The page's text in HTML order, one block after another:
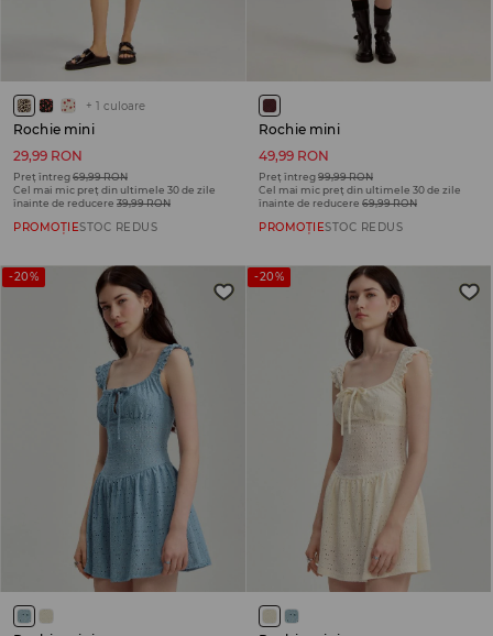
+ 1 culoare
Rochie mini
29,99 RON
Preț întreg69,99 RON
Cel mai mic preț din ultimele 30 de zile
înainte de reducere 39,99 RON
PROMOȚIESTOC REDUS
Rochie mini
49,99 RON
Preț întreg99,99 RON
Cel mai mic preț din ultimele 30 de zile
înainte de reducere 69,99 RON
PROMOȚIESTOC REDUS
-20% -20%